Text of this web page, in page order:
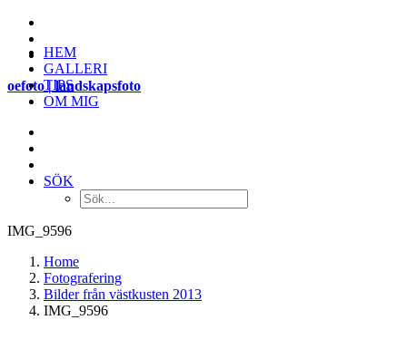
oefoto | landskapsfoto
HEM
GALLERI
TIPS
OM MIG
SÖK
IMG_9596
Home
Fotografering
Bilder från västkusten 2013
IMG_9596